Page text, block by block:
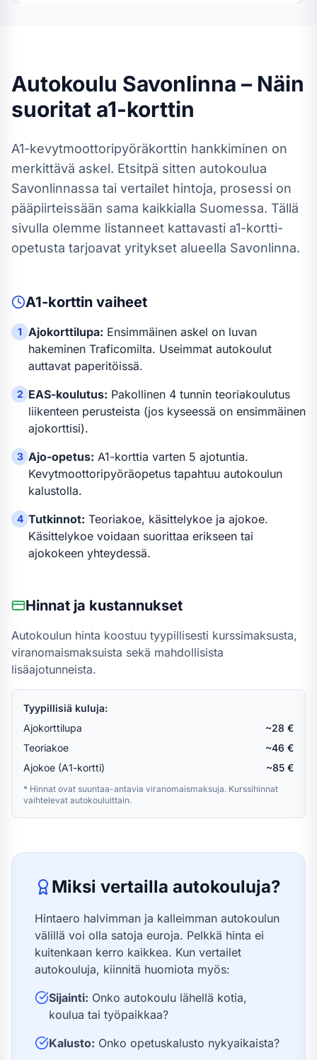
Autokoulu Savonlinna – Näin
suoritat a1-korttin
A1-kevytmoottoripyöräkorttin hankkiminen on
merkittävä askel. Etsitpä sitten autokoulua
Savonlinnassa tai vertailet hintoja, prosessi on
pääpiirteissään sama kaikkialla Suomessa. Tällä
sivulla olemme listanneet kattavasti a1-kortti-
opetusta tarjoavat yritykset alueella Savonlinna.
A1-korttin vaiheet
1 Ajokorttilupa: Ensimmäinen askel on luvan
hakeminen Traficomilta. Useimmat autokoulut
auttavat paperitöissä.
2 EAS-koulutus: Pakollinen 4 tunnin teoriakoulutus
liikenteen perusteista (jos kyseessä on ensimmäinen
ajokorttisi).
3 Ajo-opetus: A1-korttia varten 5 ajotuntia.
Kevytmoottoripyöräopetus tapahtuu autokoulun
kalustolla.
4 Tutkinnot: Teoriakoe, käsittelykoe ja ajokoe.
Käsittelykoe voidaan suorittaa erikseen tai
ajokokeen yhteydessä.
Hinnat ja kustannukset
Autokoulun hinta koostuu tyypillisesti kurssimaksusta,
viranomaismaksuista sekä mahdollisista
lisäajotunneista.
Tyypillisiä kuluja:
Ajokorttilupa
~28 €
Teoriakoe
~46 €
Ajokoe (A1-kortti)
~85 €
* Hinnat ovat suuntaa-antavia viranomaismaksuja. Kurssihinnat
vaihtelevat autokouluittain.
Miksi vertailla autokouluja?
Hintaero halvimman ja kalleimman autokoulun
välillä voi olla satoja euroja. Pelkkä hinta ei
kuitenkaan kerro kaikkea. Kun vertailet
autokouluja, kiinnitä huomiota myös:
Sijainti: Onko autokoulu lähellä kotia,
koulua tai työpaikkaa?
Kalusto: Onko opetuskalusto nykyaikaista?